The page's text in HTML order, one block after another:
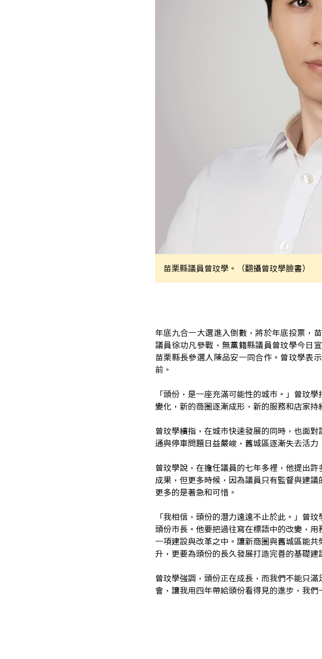
苗栗縣議員曾玟學。（翻攝曾玟學臉書）
年底九合一大選進入倒數，將於年底投票，
議員徐功凡參戰，無黨籍縣議員曾玟學今日
苗栗縣長參選人陳品安一同合作。曾玟學表
前。
「頭份，是一座充滿可能性的城市。」曾玟
變化，新的商圈逐漸成形，新的服務和店家
曾玟學續指，在城市快速發展的同時，也面
通與停車問題日益嚴峻，舊城區逐漸失去活
曾玟學說，在擔任議員的七年多裡，他提出
成果，但更多時候，因為議員只有監督與建
更多的是著急和可惜。
「我相信，頭份的潛力遠遠不止於此。」曾
頭份市長。他要把過往寫在標語中的改變，
一項建設與改革之中。讓新商圈與舊城區能
升，更要為頭份的長久發展打造完善的基礎建
曾玟學強調，頭份正在成長，而我們不能只
會，讓我用四年帶給頭份看得見的進步，我們